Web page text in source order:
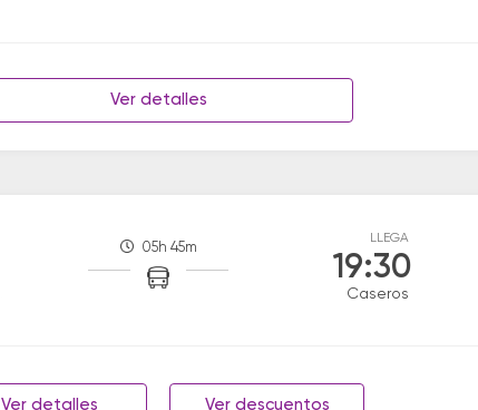
Ver detalles
05h 45m
LLEGA
19:30
Caseros
Ver detalles Ver descuentos